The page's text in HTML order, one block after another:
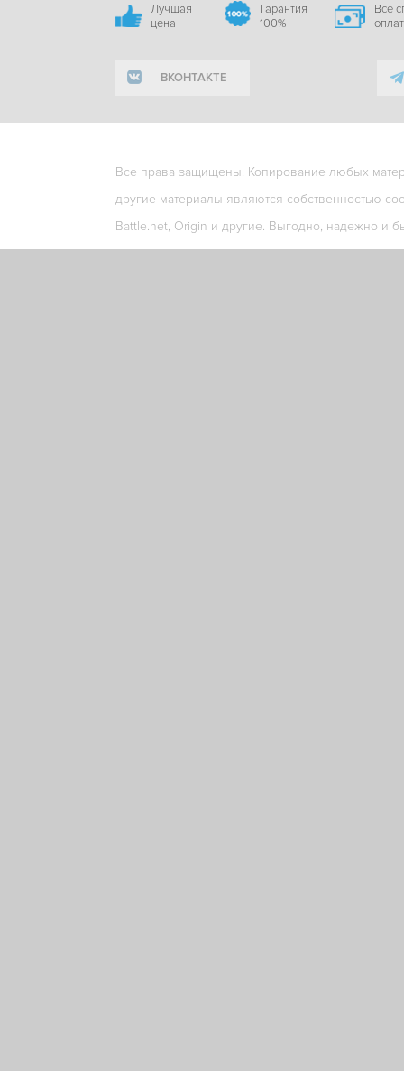
Лучшая
цена
Гарантия
100%
Все
ВКОНТАКТЕ
Все права защищены. Копирование любых
другие материалы являются собственностью
Battle.net, Origin и другие. Выгодно, надежно и